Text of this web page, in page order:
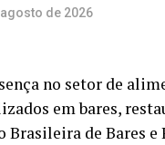
de 2026
no setor de
em bares,
Brasileira de Bares